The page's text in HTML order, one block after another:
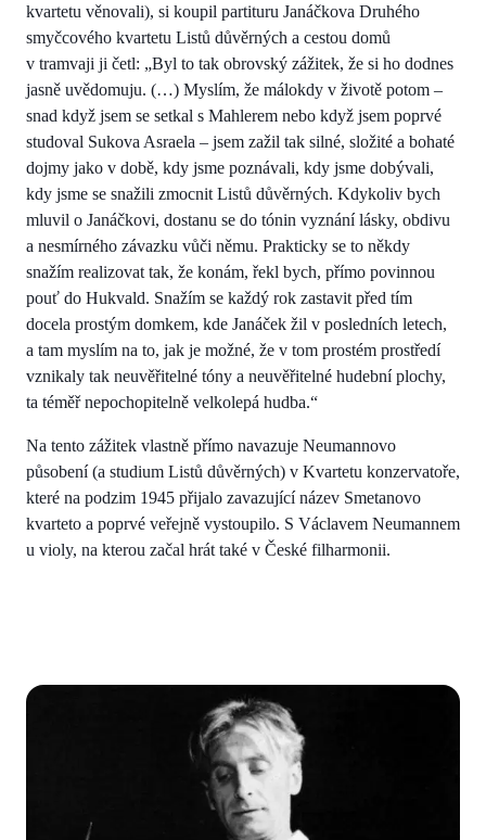
kvartetu věnovali), si koupil partituru Janáčkova Druhého
smyčcového kvartetu Listů důvěrných a cestou domů
v tramvaji ji četl: „Byl to tak obrovský zážitek, že si ho dodnes
jasně uvědomuju. (…) Myslím, že málokdy v životě potom –
snad když jsem se setkal s Mahlerem nebo když jsem poprvé
studoval Sukova Asraela – jsem zažil tak silné, složité a bohaté
dojmy jako v době, kdy jsme poznávali, kdy jsme dobývali,
kdy jsme se snažili zmocnit Listů důvěrných. Kdykoliv bych
mluvil o Janáčkovi, dostanu se do tónin vyznání lásky, obdivu
a nesmírného závazku vůči němu. Prakticky se to někdy
snažím realizovat tak, že konám, řekl bych, přímo povinnou
pouť do Hukvald. Snažím se každý rok zastavit před tím
docela prostým domkem, kde Janáček žil v posledních letech,
a tam myslím na to, jak je možné, že v tom prostém prostředí
vznikaly tak neuvěřitelné tóny a neuvěřitelné hudební plochy,
ta téměř nepochopitelně velkolepá hudba.“
Na tento zážitek vlastně přímo navazuje Neumannovo
působení (a studium Listů důvěrných) v Kvartetu konzervatoře,
které na podzim 1945 přijalo zavazující název Smetanovo
kvarteto a poprvé veřejně vystoupilo. S Václavem Neumannem
u violy, na kterou začal hrát také v České filharmonii.